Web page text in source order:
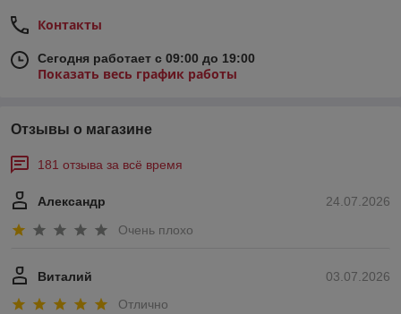
Контакты
Сегодня работает с 09:00 до 19:00
Показать весь график работы
Отзывы о магазине
181 отзыва за всё время
24.07.2026
Александр
Очень плохо
03.07.2026
Виталий
Отлично